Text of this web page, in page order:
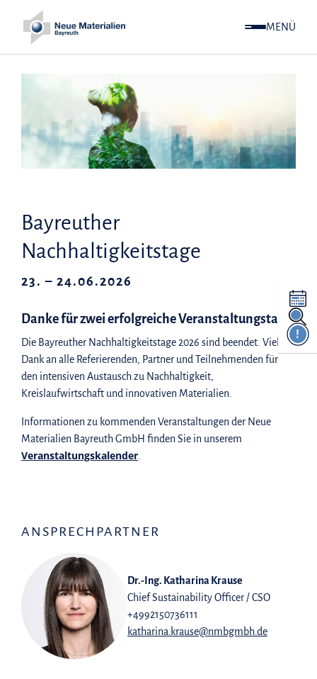
!
MENÜ
Bayreuther
Nachhaltigkeitstage
23. – 24.06.2026
Danke für zwei erfolgreiche Veranstaltungstage!
Die Bayreuther Nachhaltigkeitstage 2026 sind beendet. Vielen
Dank an alle Referierenden, Partner und Teilnehmenden für
den intensiven Austausch zu Nachhaltigkeit,
Kreislaufwirtschaft und innovativen Materialien.
Informationen zu kommenden Veranstaltungen der Neue
Materialien Bayreuth GmbH finden Sie in unserem
Veranstaltungskalender
ANSPRECHPARTNER
Dr.-Ing. Katharina Krause
Chief Sustainability Officer / CSO
+4992150736111
katharina.krause@nmbgmbh.de